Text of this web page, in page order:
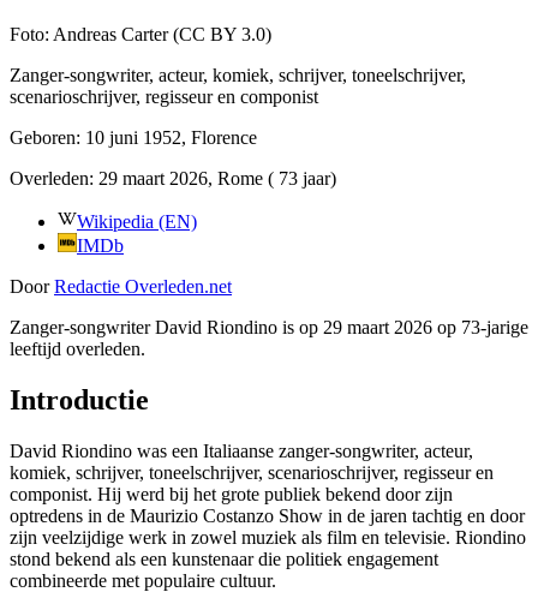
Foto: Andreas Carter (CC BY 3.0)
Zanger-songwriter, acteur, komiek, schrijver, toneelschrijver,
scenarioschrijver, regisseur en componist
Geboren: 10 juni 1952, Florence
Overleden: 29 maart 2026, Rome ( 73 jaar)
Wikipedia (EN)
IMDb
Door Redactie Overleden.net
Zanger-songwriter David Riondino is op 29 maart 2026 op 73-jarige
leeftijd overleden.
Introductie
David Riondino was een Italiaanse zanger-songwriter, acteur,
komiek, schrijver, toneelschrijver, scenarioschrijver, regisseur en
componist. Hij werd bij het grote publiek bekend door zijn
optredens in de Maurizio Costanzo Show in de jaren tachtig en door
zijn veelzijdige werk in zowel muziek als film en televisie. Riondino
stond bekend als een kunstenaar die politiek engagement
combineerde met populaire cultuur.